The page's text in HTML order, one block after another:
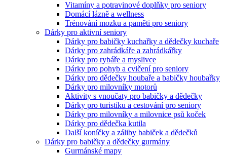
Vitamíny a potravinové doplňky pro seniory
Domácí lázně a wellness
Trénování mozku a paměti pro seniory
Dárky pro aktivní seniory
Dárky pro babičky kuchařky a dědečky kuchaře
Dárky pro zahrádkáře a zahrádkářky
Dárky pro rybáře a myslivce
Dárky pro pohyb a cvičení pro seniory
Dárky pro dědečky houbaře a babičky houbařky
Dárky pro milovníky motorů
Aktivity s vnoučaty pro babičky a dědečky
Dárky pro turistiku a cestování pro seniory
Dárky pro milovníky a milovnice psů koček
Dárky pro dědečka kutila
Další koníčky a záliby babiček a dědečků
Dárky pro babičky a dědečky gurmány
Gurmánské mapy